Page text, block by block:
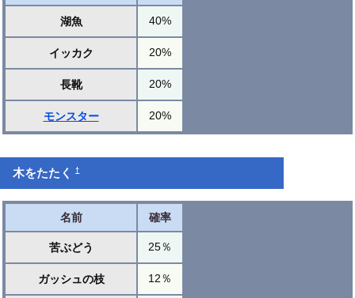
湖魚 40%
イッカク 20%
長靴 20%
モンスター 20%
木をたたく†
名前 確率
苦ぶどう 25％
ガッシュの枝 12％